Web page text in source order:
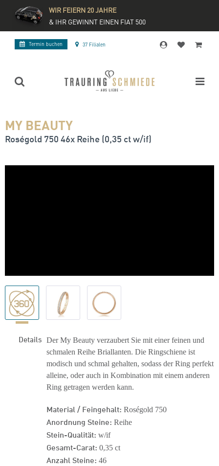
WIR FEIERN 20 JAHRE
& IHR GEWINNT EINEN FIAT 500
Termin buchen 37 Filialen
MY BEAUTY
Roségold 750 46x Reihe (0,35 ct w/if)
Details Der My Beauty verzaubert Sie mit einer feinen und
schmalen Reihe Briallanten. Die Ringschiene ist
modisch und schmal gehalten, sodass der Ring perfekt
alleine, oder auch in Kombination mit einem anderen
Ring getragen werden kann.
Material / Feingehalt: Roségold 750
Anordnung Steine: Reihe
Stein-Qualität: w/if
Gesamt-Carat: 0,35 ct
Anzahl Steine: 46